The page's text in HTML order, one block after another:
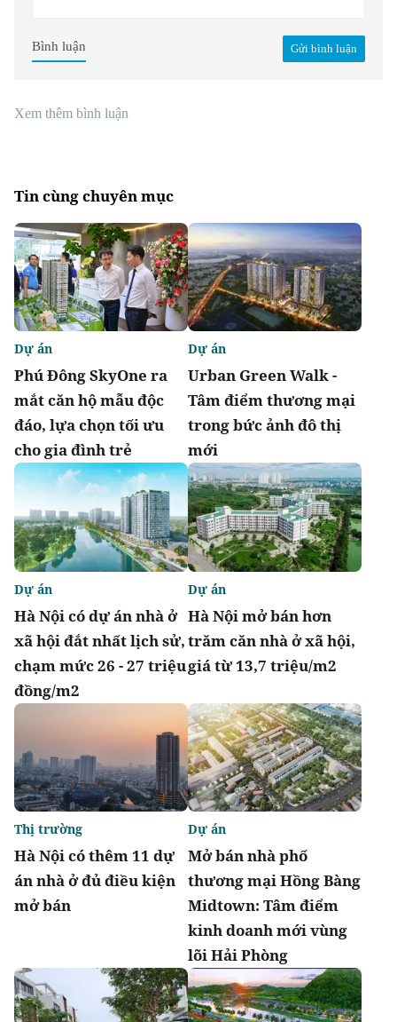
Gửi bình luận
Bình luận
Xem thêm bình luận
Tin cùng chuyên mục
Phú Đông SkyOne ra
mắt căn hộ mẫu độc
đáo, lựa chọn tối ưu
cho gia đình trẻ
Dự án
Urban Green Walk -
Tâm điểm thương mại
trong bức ảnh đô thị
mới
Dự án
Hà Nội có dự án nhà ở
xã hội đắt nhất lịch sử,
chạm mức 26 - 27 triệu
đồng/m2
Dự án
Hà Nội mở bán hơn
trăm căn nhà ở xã hội,
giá từ 13,7 triệu/m2
Dự án
Hà Nội có thêm 11 dự
án nhà ở đủ điều kiện
mở bán
Thị trường
Mở bán nhà phố
thương mại Hồng Bàng
Midtown: Tâm điểm
kinh doanh mới vùng
lõi Hải Phòng
Dự án